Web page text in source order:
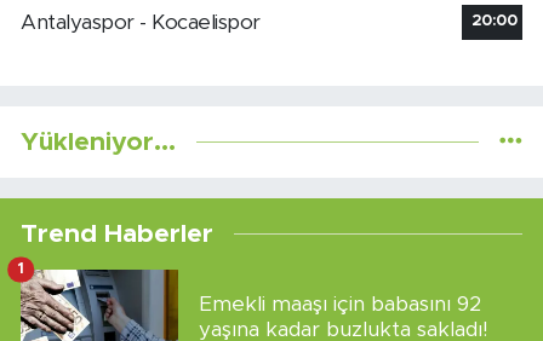
Antalyaspor - Kocaelispor 20:00
Yükleniyor...
Trend Haberler
Emekli maaşı için babasını 92
yaşına kadar buzlukta sakladı!
1